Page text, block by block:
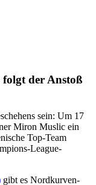
folgt der Anstoß
sein: Um 17
Miron Muslic ein
Top-Team
League-
gibt es Nordkurven-